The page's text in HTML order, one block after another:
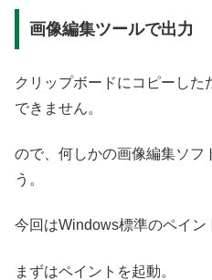
画像編集ツールで出力
クリップボードにコピーした
できません。
ので、何しかの画像編集ソフ
う。
今回はWindows標準のペイン
まずはペイントを起動。